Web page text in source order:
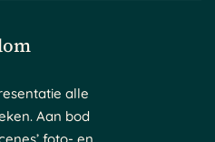
alle
Aan bod